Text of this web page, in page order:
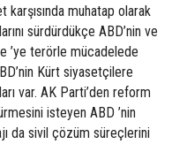
karşısında muhatap olarak
sürdürdükçe ABD’nin ve
’ye terörle mücadelede
Kürt siyasetçilere
var. AK Parti’den reform
isteyen ABD ’nin
da sivil çözüm süreçlerini